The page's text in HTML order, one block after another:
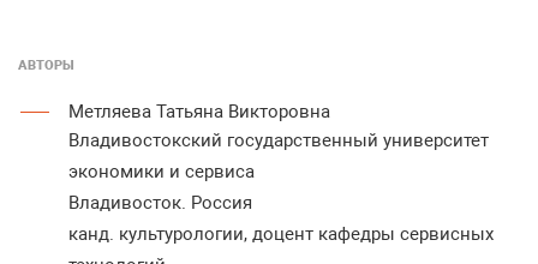
АВТОРЫ
Метляева Татьяна Викторовна
Владивостокский государственный университет
экономики и сервиса
Владивосток. Россия
канд. культурологии, доцент кафедры сервисных